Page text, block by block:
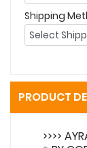
Shipping
PRODUCT
>>>>